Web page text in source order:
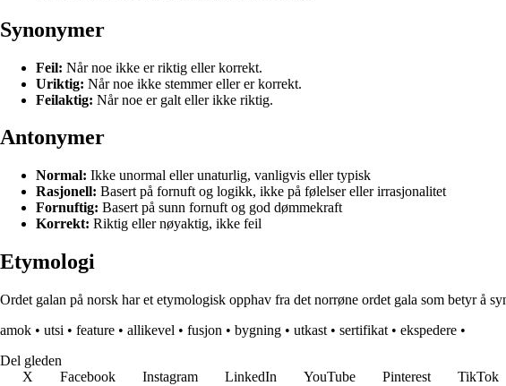
Synonymer
Feil: Når noe ikke er riktig eller korrekt.
Uriktig: Når noe ikke stemmer eller er korrekt.
Feilaktig: Når noe er galt eller ikke riktig.
Antonymer
Normal: Ikke unormal eller unaturlig, vanligvis eller typisk
Rasjonell: Basert på fornuft og logikk, ikke på følelser eller irrasjonalitet
Fornuftig: Basert på sunn fornuft og god dømmekraft
Korrekt: Riktig eller nøyaktig, ikke feil
Etymologi
Ordet galan på norsk har et etymologisk opphav fra det norrøne ordet gala som betyr å
amok • utsi • feature • allikevel • fusjon • bygning • utkast • sertifikat • ekspedere •
Del gleden
X
Facebook Instagram LinkedIn YouTube Pinterest TikTok